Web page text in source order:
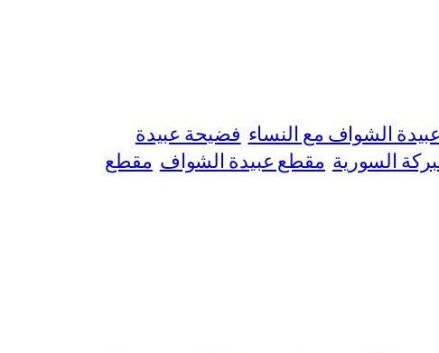
عبيدة الشواف مع النساء فضيحة عبيدة
السورية مقطع عبيدة الشواف مقطع